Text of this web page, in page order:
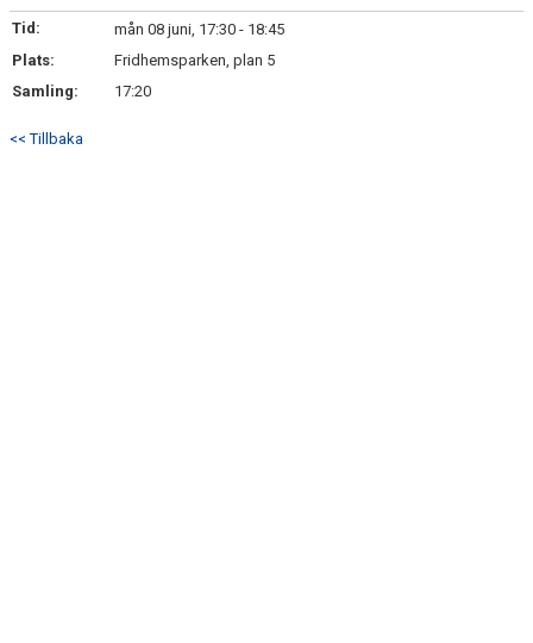
Tid:
mån 08 juni, 17:30 - 18:45
Plats:
Fridhemsparken, plan 5
Samling:
17:20
<< Tillbaka